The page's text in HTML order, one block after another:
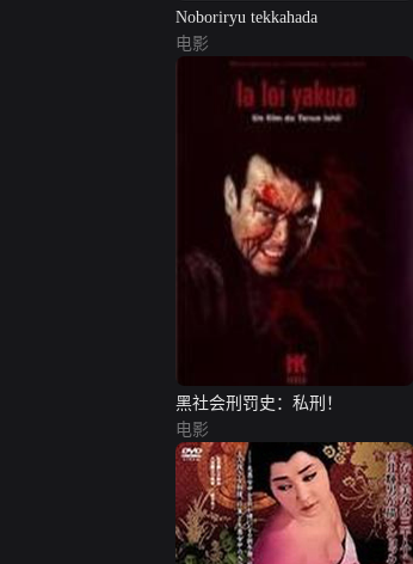
Noboriryu tekkahada
电影
黑社会刑罚史：私刑！
电影